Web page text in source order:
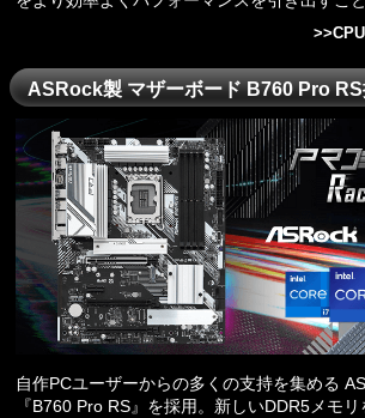
>>
ASRock製 マザーボード B760 Pro
自作PCユーザーからの多くの支持を集める
『B760 Pro RS』を採用。新しいDDR5メモ